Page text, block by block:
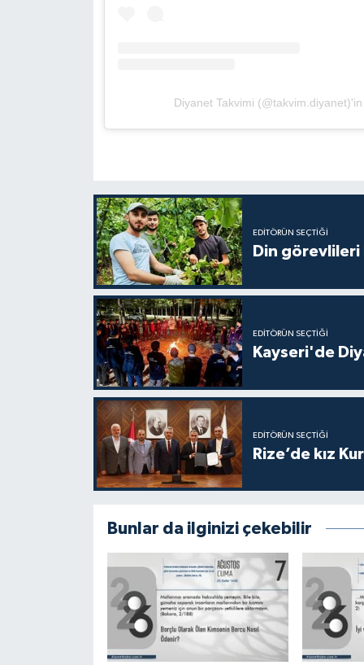
Diyanet Takvimi (@takvim.diyanet)'in
EDITÖRÜN SEÇTIĞI
Din görevlileri
EDITÖRÜN SEÇTIĞI
Kayseri'de
EDITÖRÜN SEÇTIĞI
Rize’de kız
Bunlar da ilginizi çekebilir
İstanbul Müftülüğü
İzmir Müftülüğü
Kahramanmaraş Müftülüğü
Karabük Müftülüğü
Karaman Müftülüğü
Kars Müftülüğü
Kastamonu Müftülüğü
Kilis Müftülüğü
Kırıkkale Müftülüğü
Kırklareli Müftülüğü